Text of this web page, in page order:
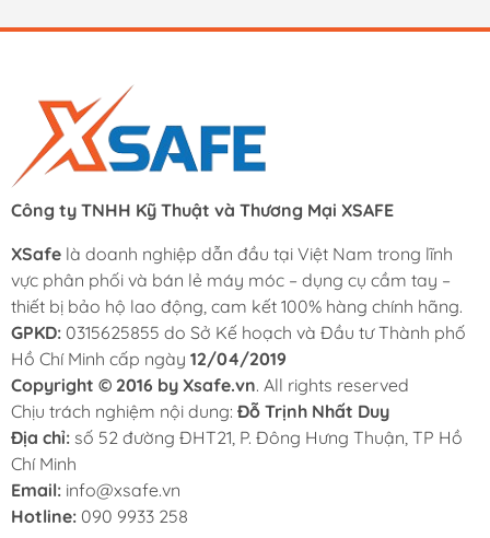
Công ty TNHH Kỹ Thuật và Thương Mại XSAFE
XSafe là doanh nghiệp dẫn đầu tại Việt Nam trong lĩnh
vực phân phối và bán lẻ máy móc – dụng cụ cầm tay –
thiết bị bảo hộ lao động, cam kết 100% hàng chính hãng.
GPKD: 0315625855 do Sở Kế hoạch và Đầu tư Thành phố
Hồ Chí Minh cấp ngày 12/04/2019
Copyright © 2016 by Xsafe.vn. All rights reserved
Chịu trách nghiệm nội dung: Đỗ Trịnh Nhất Duy
Địa chỉ: số 52 đường ĐHT21, P. Đông Hưng Thuận, TP Hồ
Chí Minh
Email: info@xsafe.vn
Hotline: 090 9933 258